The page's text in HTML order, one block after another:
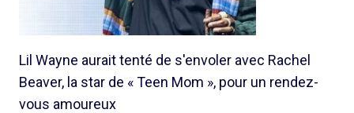
Lil Wayne aurait tenté de s'envoler avec Rachel
Beaver, la star de « Teen Mom », pour un rendez-
vous amoureux